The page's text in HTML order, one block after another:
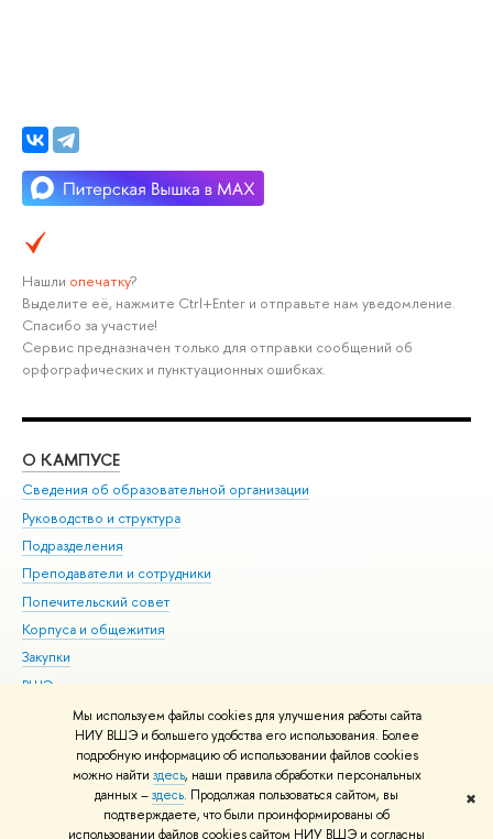
Мы используем файлы cookies для улучшения работы сайта
НИУ ВШЭ и большего удобства его использования. Более
подробную информацию об использовании файлов cookies
можно найти здесь, наши правила обработки персональных
данных –здесь. Продолжая пользоваться сайтом, вы
подтверждаете, что были проинформированы об
использовании файлов cookies сайтом НИУ ВШЭ и согласны
✖
Нашли опечатку?
Выделите её, нажмите Ctrl+Enter и отправьте нам уведомление.
Спасибо за участие!
Сервис предназначен только для отправки сообщений об
орфографических и пунктуационных ошибках.
О КАМПУСЕ
Сведения об образовательной организации
Руководство и структура
Подразделения
Преподаватели и сотрудники
Попечительский совет
Корпуса и общежития
Закупки
ВШЭ для студентов с ограниченными возможностями
здоровья и инвалидностью
Версия для слабовидящих
Единая платежная страница
© НИУ ВШЭ 1993–2026 Адреса и контакты Условия использования